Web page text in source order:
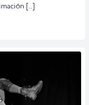
[…]